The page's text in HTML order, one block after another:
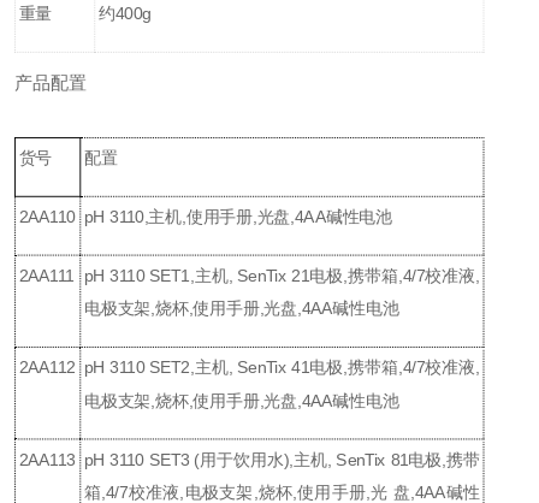
重量 约400g
产品配置
货号 配置
2AA110 pH 3110,主机,使用手册,光盘,4AA碱性电池
2AA111 pH 3110 SET1,主机, SenTix 21电极,携带箱,4/7校准液,
电极支架,烧杯,使用手册,光盘,4AA碱性电池
2AA112 pH 3110 SET2,主机, SenTix 41电极,携带箱,4/7校准液,
电极支架,烧杯,使用手册,光盘,4AA碱性电池
2AA113 pH 3110 SET3 (用于饮用水),主机, SenTix 81电极,携带
箱,4/7校准液,电极支架,烧杯,使用手册,光 盘,4AA碱性